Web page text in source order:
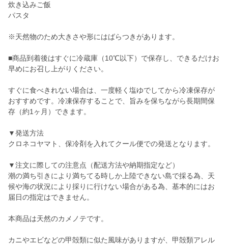
炊き込みご飯
パスタ
※天然物のため大きさや形にはばらつきがあります。
■商品到着後はすぐに冷蔵庫（10℃以下）で保存し、できるだけお
早めにお召し上がりください。
すぐに食べきれない場合は、一度軽く塩ゆでしてから冷凍保存が
おすすめです。冷凍保存することで、旨みを保ちながら長期間保
存（約1ヶ月）できます。
▼発送方法
クロネコヤマト、保冷剤を入れてクール便での発送となります。
▼注文に際しての注意点（配送方法や納期指定など）
潮の満ち引きにより満ちてる時しか上陸できない島で採る為、天
候や海の状況により採りに行けない場合がある為、基本的にはお
届日の指定はできません。
本商品は天然のカメノテです。
カニやエビなどの甲殻類に似た風味がありますが、甲殻類アレル